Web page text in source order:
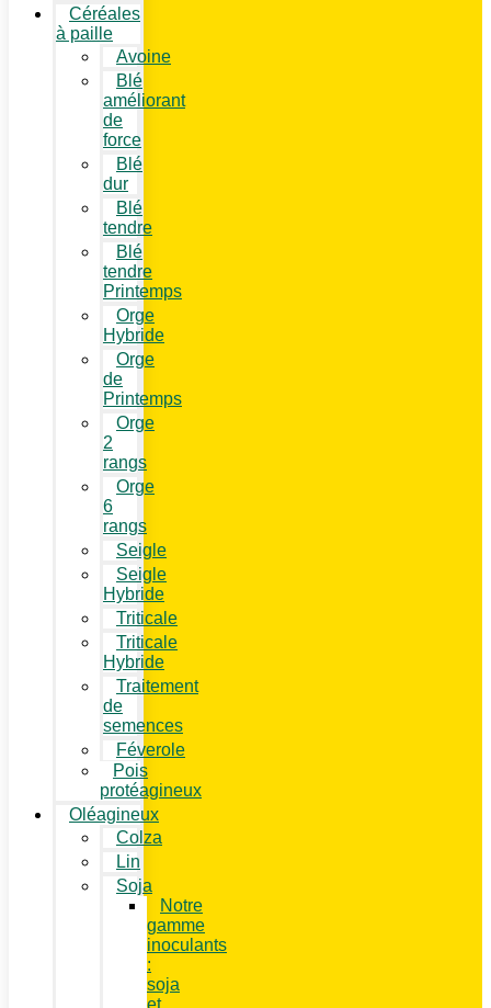
Céréales
à paille
Avoine
Blé
améliorant
de
force
Blé
dur
Blé
tendre
Blé
tendre
Printemps
Orge
Hybride
Orge
de
Printemps
Orge
2
rangs
Orge
6
rangs
Seigle
Seigle
Hybride
Triticale
Triticale
Hybride
Traitement
de
semences
Féverole
Pois
protéagineux
Oléagineux
Colza
Lin
Soja
Notre
gamme
inoculants
:
soja
et